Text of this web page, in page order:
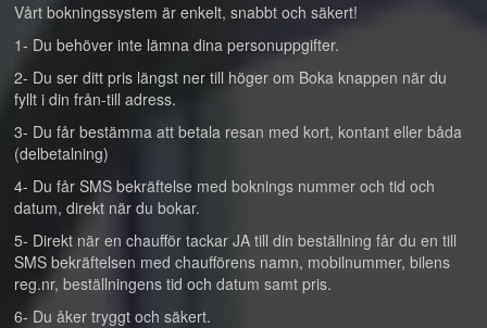
Vårt bokningssystem är enkelt, snabbt och säkert!
1- Du behöver inte lämna dina personuppgifter.
2- Du ser ditt pris längst ner till höger om Boka knappen när du
fyllt i din från-till adress.
3- Du får bestämma att betala resan med kort, kontant eller båda
(delbetalning)
4- Du får SMS bekräftelse med boknings nummer och tid och
datum, direkt när du bokar.
5- Direkt när en chaufför tackar JA till din beställning får du en till
SMS bekräftelsen med chaufförens namn, mobilnummer, bilens
reg.nr, beställningens tid och datum samt pris.
6- Du åker tryggt och säkert.